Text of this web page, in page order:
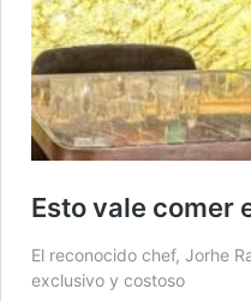
Esto vale comer
El reconocido chef, Jorhe
exclusivo y costoso